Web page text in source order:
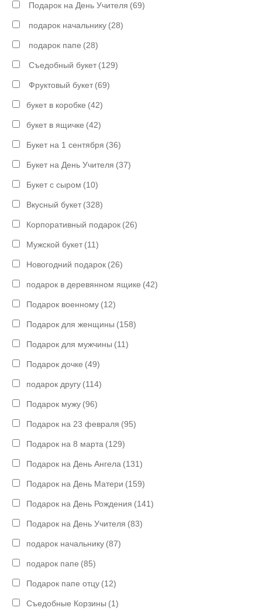
Подарок на День Учителя (69)
подарок начальнику (28)
подарок папе (28)
Съедобный букет (129)
Фруктовый букет (69)
букет в коробке (42)
букет в ящичке (42)
Букет на 1 сентября (36)
Букет на День Учителя (37)
Букет с сыром (10)
Вкусный букет (328)
Корпоративный подарок (26)
Мужской букет (11)
Новогодний подарок (26)
подарок в деревянном ящике (42)
Подарок военному (12)
Подарок для женщины (158)
Подарок для мужчины (11)
Подарок дочке (49)
подарок другу (114)
Подарок мужу (96)
Подарок на 23 февраля (95)
Подарок на 8 марта (129)
Подарок на День Ангела (131)
Подарок на День Матери (159)
Подарок на День Рождения (141)
Подарок на День Учителя (83)
подарок начальнику (87)
подарок папе (85)
Подарок папе отцу (12)
Съедобные Корзины (1)